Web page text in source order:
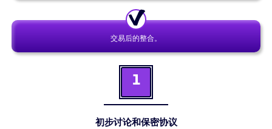
交易后的整合。
1
初步讨论和保密协议